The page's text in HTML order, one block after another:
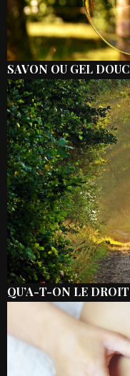
SAVON OU GEL
QU’A-T-ON LE